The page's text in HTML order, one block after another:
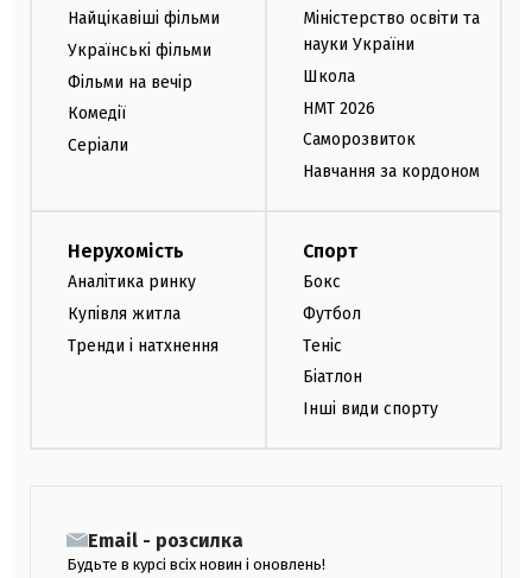
Найцікавіші фільми
Українські фільми
Фільми на вечір
Комедії
Серіали
Міністерство освіти та
науки України
Школа
НМТ 2026
Саморозвиток
Навчання за кордоном
Нерухомість
Аналітика ринку
Купівля житла
Тренди і натхнення
Спорт
Бокс
Футбол
Теніс
Біатлон
Інші види спорту
Email - розсилка
Будьте в курсі всіх новин і оновлень!